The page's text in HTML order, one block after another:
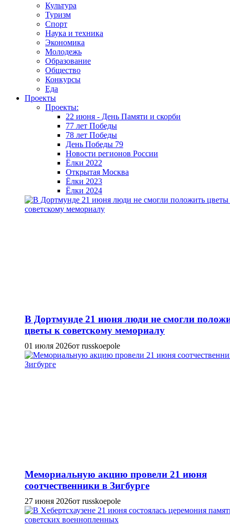
Культура
Туризм
Спорт
Наука и техника
Экономика
Молодежь
Образование
Общество
Конкурсы
Еда
Проекты
Проекты:
22 июня - День Памяти и скорби
77 лет Победы
78 лет Победы
День Победы 79
Новости регионов России
Ёлки 2022
Открытая Москва
Ёлки 2023
Ёлки 2024
В Дортмунде 21 июня люди не смогли
цветы к советскому мемориалу
01 июля 2026от russkoepole
Мемориальную акцию провели 21 июня
соотчественники в Зигбурге
27 июня 2026от russkoepole